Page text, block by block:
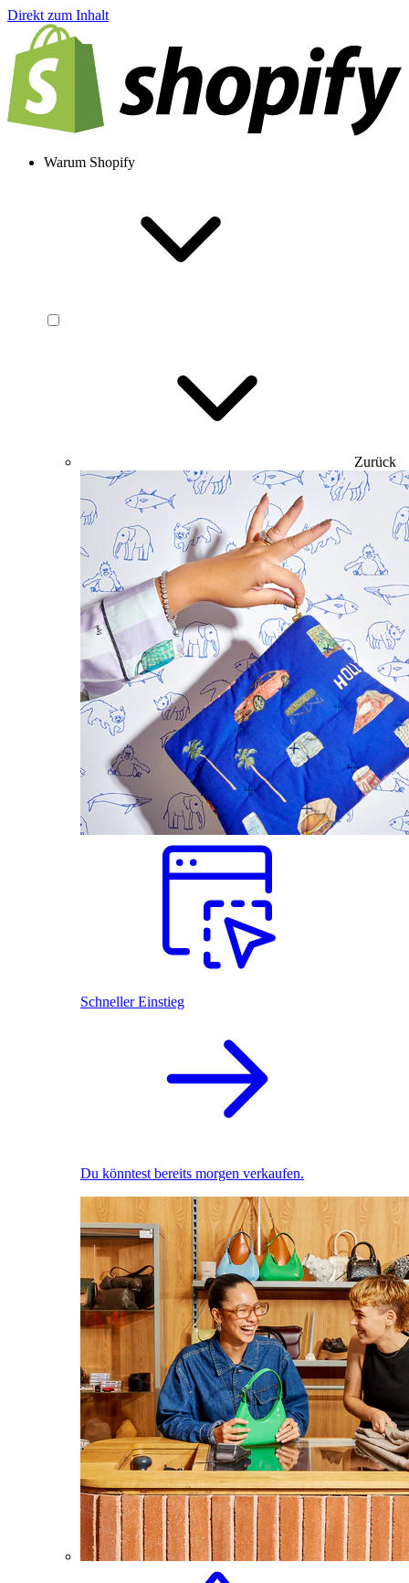
Direkt zum Inhalt
Warum Shopify
Zurück
Schneller Einstieg
Du könntest bereits morgen verkaufen.